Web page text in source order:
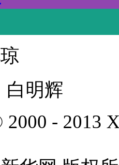
白明辉
2000 - 2013